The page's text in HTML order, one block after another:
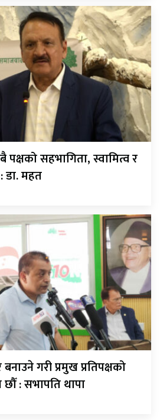
सहभागिता, स्वामित्व र
डा. महत
गरी प्रमुख प्रतिपक्षको
छौँ : सभापति थापा